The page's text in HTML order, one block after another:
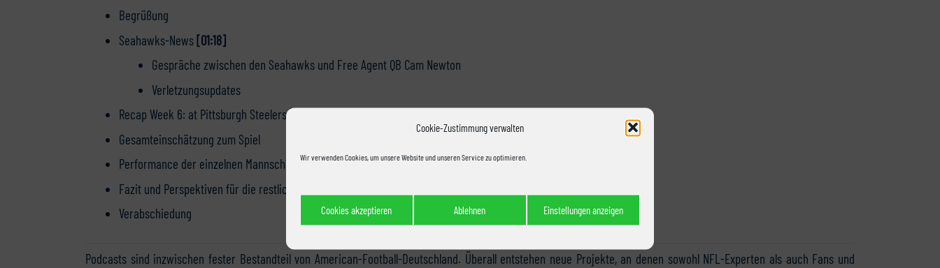
Cookie-Zustimmung verwalten
Wir verwenden Cookies, um unsere Website und unseren Service zu optimieren.
Cookies akzeptieren Ablehnen Einstellungen anzeigen
Begrüßung
Seahawks-News[01:18]
Gespräche zwischen den Seahawks und Free Agent QB Cam Newton
Verletzungsupdates
Recap Week 6: at Pittsburgh Steelers[09:38]
Gesamteinschätzung zum Spiel
Performance der einzelnen Mannschaftsteile
Fazit und Perspektiven für die restliche Saison der Seahawks
Verabschiedung
Podcasts sind inzwischen fester Bestandteil von American-Football-Deutschland. Überall entstehen neue Projekte, an denen sowohl NFL-Experten als auch Fans und